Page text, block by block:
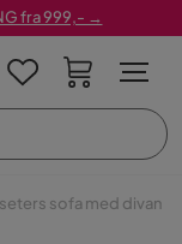
fra 999,- →
sofa med divan